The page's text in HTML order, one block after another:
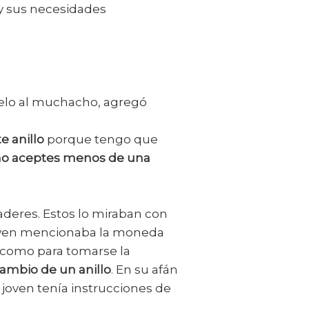
sus necesidades
al muchacho, agregó
anillo porque tengo que
aceptes menos de una
Estos lo miraban con
mencionaba la moneda
para tomarse la
de un anillo. En su afán
tenía instrucciones de